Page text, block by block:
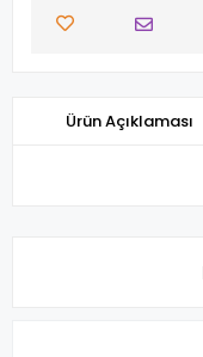
Ürün Açıklaması